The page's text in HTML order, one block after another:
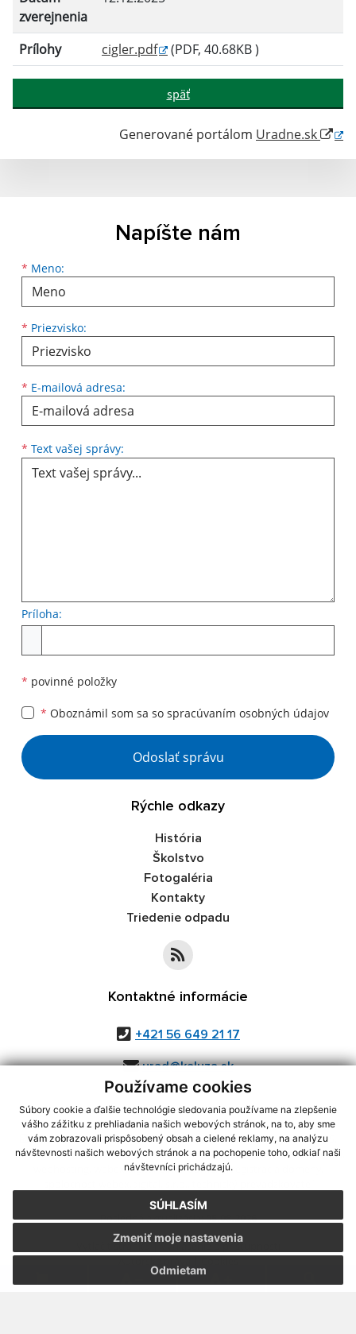
Používame cookies
Súbory cookie a ďalšie technológie sledovania používame na zlepšenie
vášho zážitku z prehliadania našich webových stránok, na to, aby sme
vám zobrazovali prispôsobený obsah a cielené reklamy, na analýzu
návštevnosti našich webových stránok a na pochopenie toho, odkiaľ naši
návštevníci prichádzajú.
SÚHLASÍM
Odmietam
Zmeniť moje nastavenia
zverejnenia
Prílohy cigler.pdf (PDF, 40.68KB )
späť
Generované portálom Uradne.sk
Napíšte nám
* Meno:
Meno
* Priezvisko:
Priezvisko
* E-mailová adresa:
E-mailová adresa
* Text vašej správy:
Príloha:
* povinné položky
* Oboznámil som sa so spracúvaním osobných údajov
Google reCaptcha Response
Odoslať správu
Rýchle odkazy
História
Školstvo
Fotogaléria
Kontakty
Triedenie odpadu
Kontaktné informácie
+421 56 649 21 17
urad@kaluza.sk
využite možnosť získavania aktuálnych informácií s využitím RSS
CMS systém (redakčný) systém ECHELON 2,Mapa stránok,web portál
webex.digital, s.r.o.,domény,registrácia domény
Posledná aktualizácia:05.08.2026
Vytlačiť stránku|Vyhlásenie o prístupnosti